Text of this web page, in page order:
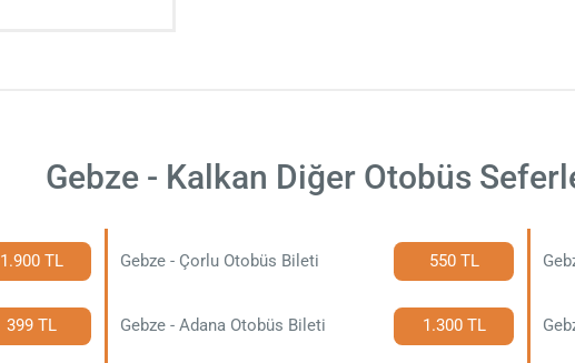
Gebze - Kalkan Diğer Otobüs
1.900 TL Gebze - Çorlu Otobüs Bileti 550 TL
399 TL Gebze - Adana Otobüs Bileti 1.300 TL